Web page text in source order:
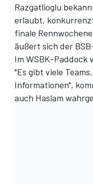
SPORTWAGEN
Razgatlioglu
erlaubt,
finale
äußert sich der
Im WSBK-Paddock
"Es gibt viele
Informationen",
auch Haslam